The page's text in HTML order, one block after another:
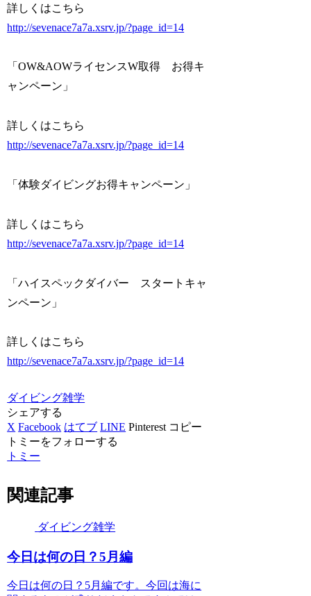
詳しくはこちら
http://sevenace7a7a.xsrv.jp/?page_id=14
「OW&AOWライセンスW取得 お得キ
ャンペーン」
詳しくはこちら
http://sevenace7a7a.xsrv.jp/?page_id=14
「体験ダイビングお得キャンペーン」
詳しくはこちら
http://sevenace7a7a.xsrv.jp/?page_id=14
「ハイスペックダイバー スタートキャ
ンペーン」
詳しくはこちら
http://sevenace7a7a.xsrv.jp/?page_id=14
ダイビング雑学
シェアする
X Facebook はてブ LINE Pinterest コピー
トミーをフォローする
トミー
関連記事
ダイビング雑学
今日は何の日？5月編
今日は何の日？5月編です。今回は海に